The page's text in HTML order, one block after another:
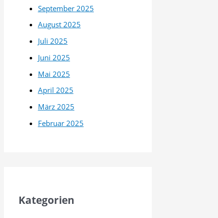
September 2025
August 2025
Juli 2025
Juni 2025
Mai 2025
April 2025
März 2025
Februar 2025
Kategorien